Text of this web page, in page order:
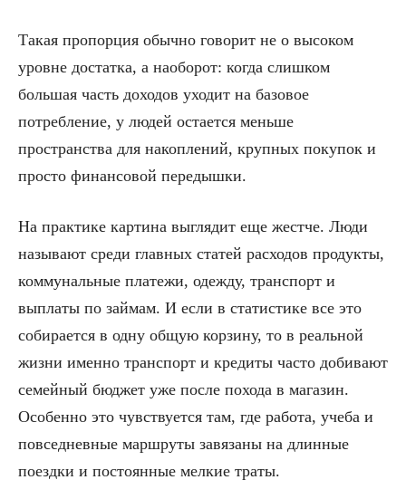
Такая пропорция обычно говорит не о высоком
уровне достатка, а наоборот: когда слишком
большая часть доходов уходит на базовое
потребление, у людей остается меньше
пространства для накоплений, крупных покупок и
просто финансовой передышки.
На практике картина выглядит еще жестче. Люди
называют среди главных статей расходов продукты,
коммунальные платежи, одежду, транспорт и
выплаты по займам. И если в статистике все это
собирается в одну общую корзину, то в реальной
жизни именно транспорт и кредиты часто добивают
семейный бюджет уже после похода в магазин.
Особенно это чувствуется там, где работа, учеба и
повседневные маршруты завязаны на длинные
поездки и постоянные мелкие траты.